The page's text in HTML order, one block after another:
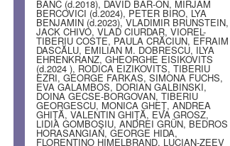
BANC (d.2018), DAVID BAR-ON, MIRJAM
BERCOVICI (d.2024), PETER BIRO, LYA
BENJAMIN (d.2023), VLADIMIR BRUNSTEIN,
JACK CHIVO, VLAD CIURDAR, VIOREL-
TIBERIU COSTE, PAULA CRĂCIUN, EFRAIM
DASCĂLU, EMILIAN M. DOBRESCU, ILYA
EHRENKRANZ, GHEORGHE EISIKOVITS
(d.2024 ), RODICA EIZIKOVITS, TIBERIU
EZRI, GEORGE FARKAS, SIMONA FUCHS,
EVA GALAMBOS, DORIAN GALBINSKI,
DOINA GECSE-BORGOVAN, TIBERIU
GEORGESCU, MONICA GHEŢ, ANDREA
GHIŢĂ, VALENTIN GHIŢĂ, EVA GROSZ,
LIDIA GOMBOŞIU, ANDREI GRÜN, BEDROS
HORASANGIAN, GEORGE HIDA,
FLORENTINO HIMELBRAND, LUCIAN-ZEEV